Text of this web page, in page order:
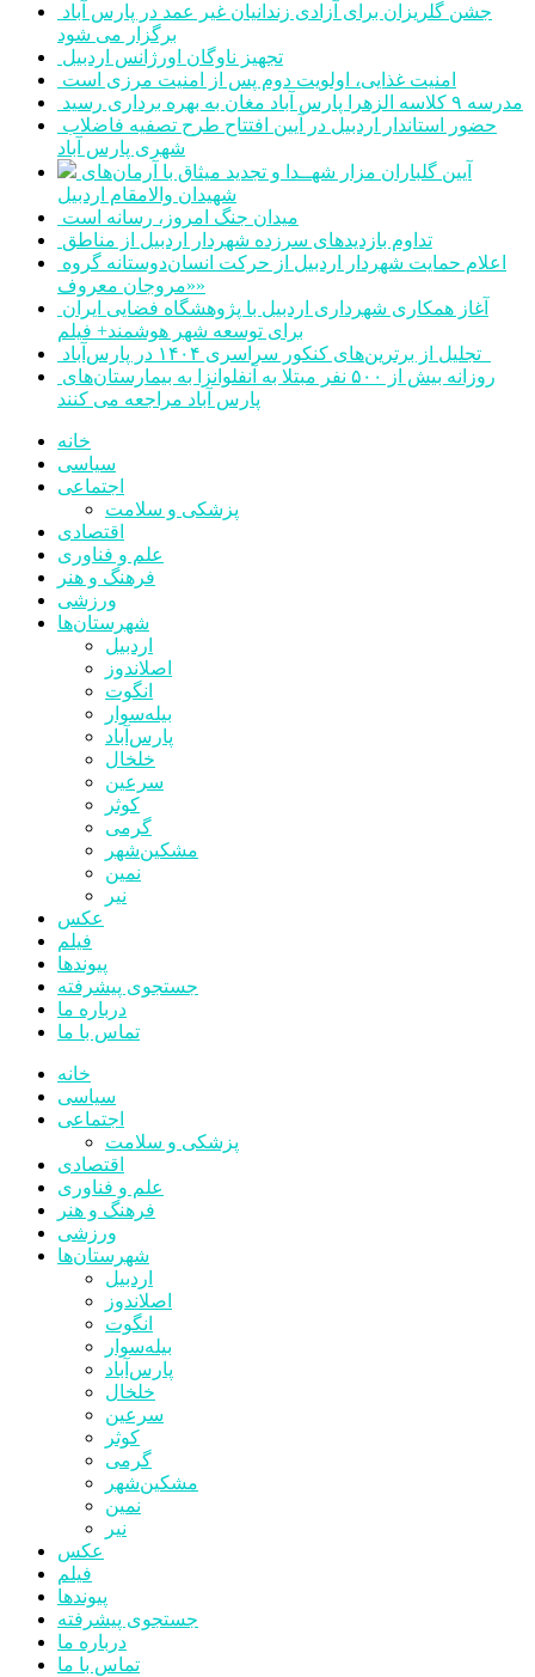
برگزار می شود
تجهیز ناوگان اورژانس اردبیل
امنیت غذایی، اولویت دوم پس از امنیت مرزی است
مدرسه ۹ کلاسه الزهرا پارس آباد مغان به بهره برداری رسید
شهری پارس آباد
شهیدان والامقام اردبیل
میدان جنگ امروز، رسانه است
تداوم بازدیدهای سرزده شهردار اردبیل از مناطق
«مروجان معروف»
برای توسعه شهر هوشمند+ فیلم
پارس آباد مراجعه می کنند
خانه
سیاسی
اجتماعی
پزشکی و سلامت
اقتصادی
علم و فناوری
فرهنگ و هنر
ورزشی
شهرستان‌ها
اردبیل
اصلاندوز
انگوت
بیله‌سوار
پارس‌آباد
خلخال
سرعین
کوثر
گرمی
مشکین‌شهر
نمین
نیر
عکس
فیلم
پیوندها
جستجوی پیشرفته
درباره ما
تماس با ما
خانه
سیاسی
اجتماعی
پزشکی و سلامت
اقتصادی
علم و فناوری
فرهنگ و هنر
ورزشی
شهرستان‌ها
اردبیل
اصلاندوز
انگوت
بیله‌سوار
پارس‌آباد
خلخال
سرعین
کوثر
گرمی
مشکین‌شهر
نمین
نیر
عکس
فیلم
پیوندها
جستجوی پیشرفته
درباره ما
تماس با ما